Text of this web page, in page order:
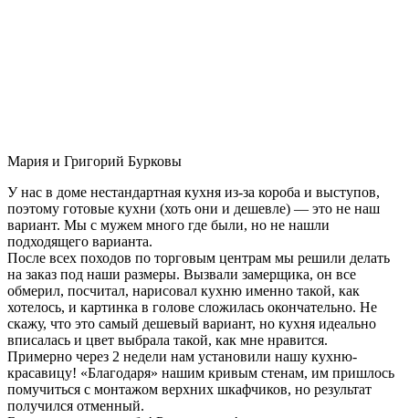
Мария и Григорий Бурковы
У нас в доме нестандартная кухня из-за короба и выступов,
поэтому готовые кухни (хоть они и дешевле) — это не наш
вариант. Мы с мужем много где были, но не нашли
подходящего варианта.
После всех походов по торговым центрам мы решили делать
на заказ под наши размеры. Вызвали замерщика, он все
обмерил, посчитал, нарисовал кухню именно такой, как
хотелось, и картинка в голове сложилась окончательно. Не
скажу, что это самый дешевый вариант, но кухня идеально
вписалась и цвет выбрала такой, как мне нравится.
Примерно через 2 недели нам установили нашу кухню-
красавицу! «Благодаря» нашим кривым стенам, им пришлось
помучиться с монтажом верхних шкафчиков, но результат
получился отменный.